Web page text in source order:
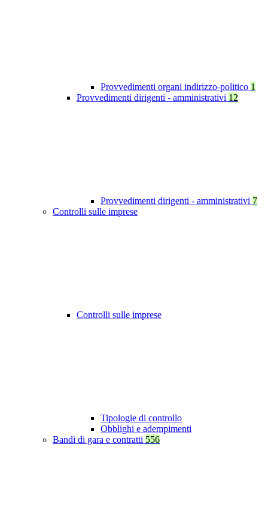
Provvedimenti organi indirizzo-politico 1
Provvedimenti dirigenti - amministrativi 12
Provvedimenti dirigenti - amministrativi 7
Controlli sulle imprese
Controlli sulle imprese
Tipologie di controllo
Obblighi e adempimenti
Bandi di gara e contratti 556